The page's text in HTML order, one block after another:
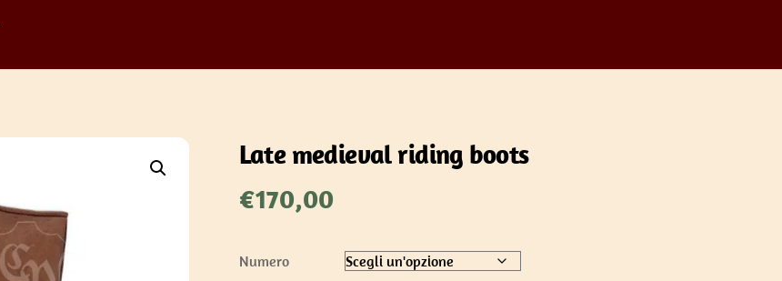
Late medieval riding boots
€170,00
Numero